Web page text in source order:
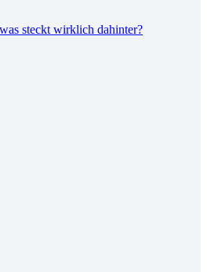
steckt wirklich dahinter?